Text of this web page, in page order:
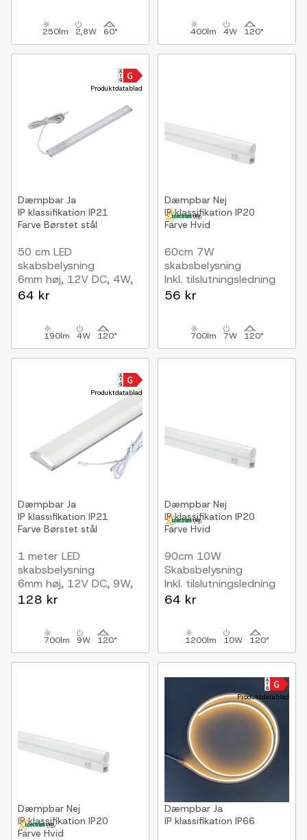
250lm 2,8W 60° 400lm 4W 120°
Produktdatablad
Dæmpbar Ja
IP klassifikation IP21
Farve Børstet stål
50 cm LED
skabsbelysning
6mm høj, 12V DC, 4W,
med endeprop
64 kr
190lm 4W 120°
Dæmpbar Nej
IP klassifikation IP20
Farve Hvid
60cm 7W
skabsbelysning
Inkl. tilslutningsledning
56 kr
700lm 7W 120°
Produktdatablad
Dæmpbar Ja
IP klassifikation IP21
Farve Børstet stål
1 meter LED
skabsbelysning
6mm høj, 12V DC, 9W,
med endeprop
128 kr
700lm 9W 120°
Dæmpbar Nej
IP klassifikation IP20
Farve Hvid
90cm 10W
Skabsbelysning
Inkl. tilslutningsledning
64 kr
1200lm 10W 120°
Dæmpbar Nej
IP klassifikation IP20
Farve Hvid
Produktdatablad
Dæmpbar Ja
IP klassifikation IP66